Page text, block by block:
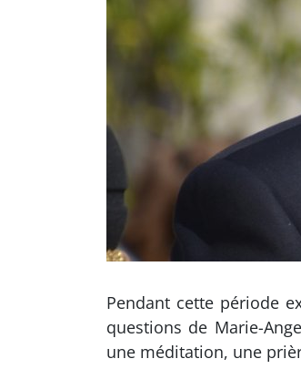
Pendant cette période
questions de Marie-
une méditation, une